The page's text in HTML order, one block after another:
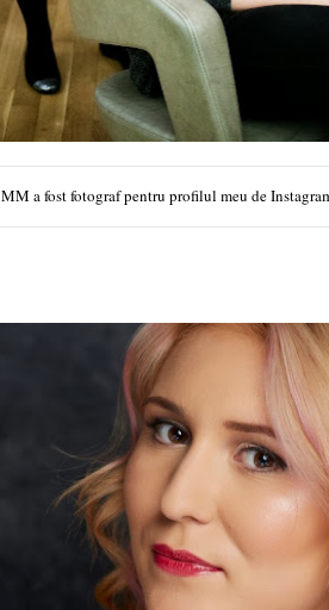
MM a fost fotograf pentru profilul meu de